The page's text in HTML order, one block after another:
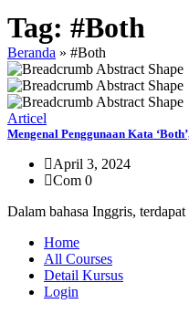
Tag: #Both
Beranda » #Both
Articel
Mengenal Penggunaan Kata
April 3, 2024
Com 0
Dalam bahasa Inggris,
Home
All Courses
Detail Kursus
Login